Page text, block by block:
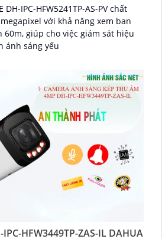
IPC-HFW5241TP-AS-PV chất
với khả năng xem ban
60m, giúp cho việc giám sát hiệu
ánh sáng yếu
IPC-HFW3449TP-ZAS-IL DAHUA